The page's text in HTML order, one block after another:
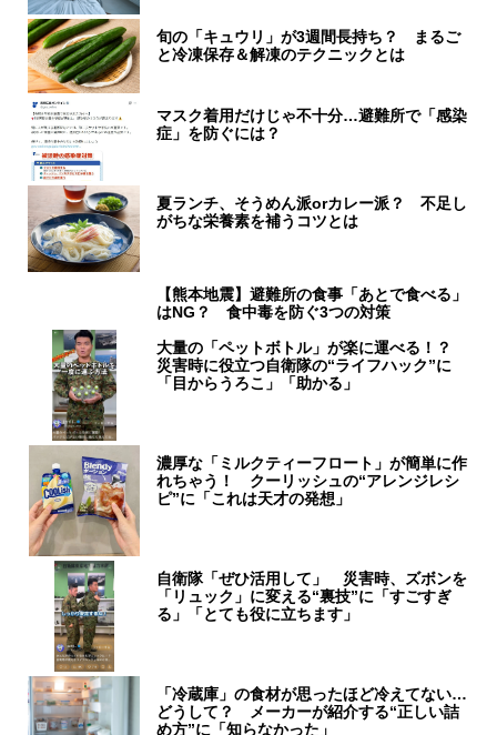
旬の「キュウリ」が3週間長持ち？ まるご
と冷凍保存＆解凍のテクニックとは
マスク着用だけじゃ不十分…避難所で「感染
症」を防ぐには？
夏ランチ、そうめん派orカレー派？ 不足し
がちな栄養素を補うコツとは
【熊本地震】避難所の食事「あとで食べる」
はNG？ 食中毒を防ぐ3つの対策
大量の「ペットボトル」が楽に運べる！？
災害時に役立つ自衛隊の“ライフハック”に
「目からうろこ」「助かる」
濃厚な「ミルクティーフロート」が簡単に作
れちゃう！ クーリッシュの“アレンジレシ
ピ”に「これは天才の発想」
自衛隊「ぜひ活用して」 災害時、ズボンを
「リュック」に変える“裏技”に「すごすぎ
る」「とても役に立ちます」
「冷蔵庫」の食材が思ったほど冷えてない…
どうして？ メーカーが紹介する“正しい詰
め方”に「知らなかった」